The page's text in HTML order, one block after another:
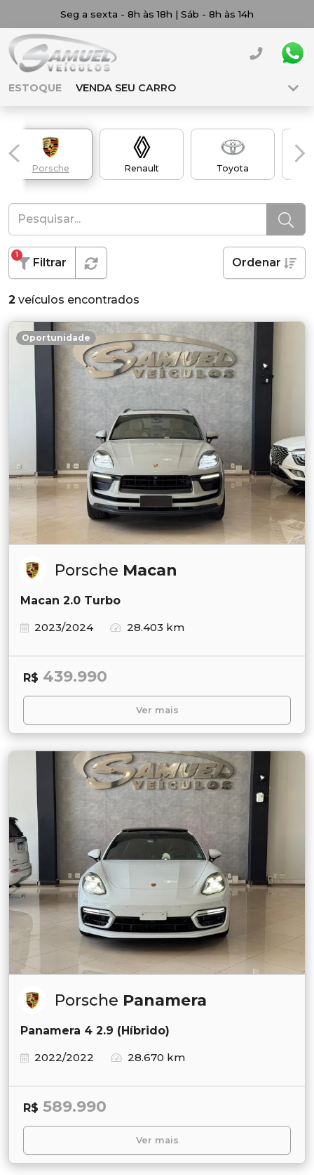
Seg a sexta - 8h às 18h | Sáb - 8h às 14h
ESTOQUE VENDA SEU CARRO
Porsche Renault Toyota
Filtrar
1
Ordenar
2 veículos encontrados
Oportunidade
Porsche Macan
Macan 2.0 Turbo
2023/2024
28.403 km
R$ 439.990
Ver mais
Porsche Panamera
Panamera 4 2.9 (Híbrido)
2022/2022
28.670 km
R$ 589.990
Ver mais